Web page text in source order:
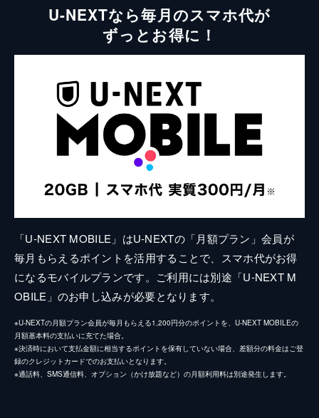
U-NEXTなら毎月のスマホ代が
ずっとお得に！
「U-NEXT MOBILE」はU-NEXTの「月額プラン」会員が
毎月もらえるポイントを活用することで、スマホ代がお得
になるモバイルプランです。ご利用には別途「U-NEXT M
OBILE」のお申し込みが必要となります。
※U-NEXTの月額プラン会員が毎月もらえる1,200円分のポイントを、U-NEXT MOBILEの
月額基本料の支払いに充てた場合。
※決済時において支払金額に相当するポイントを保有していない場合、差額分の料金はご登
録のクレジットカードでのお支払いとなります。
※通話料、SMS通信料、オプション（かけ放題など）の月額利用料は別途発生します。